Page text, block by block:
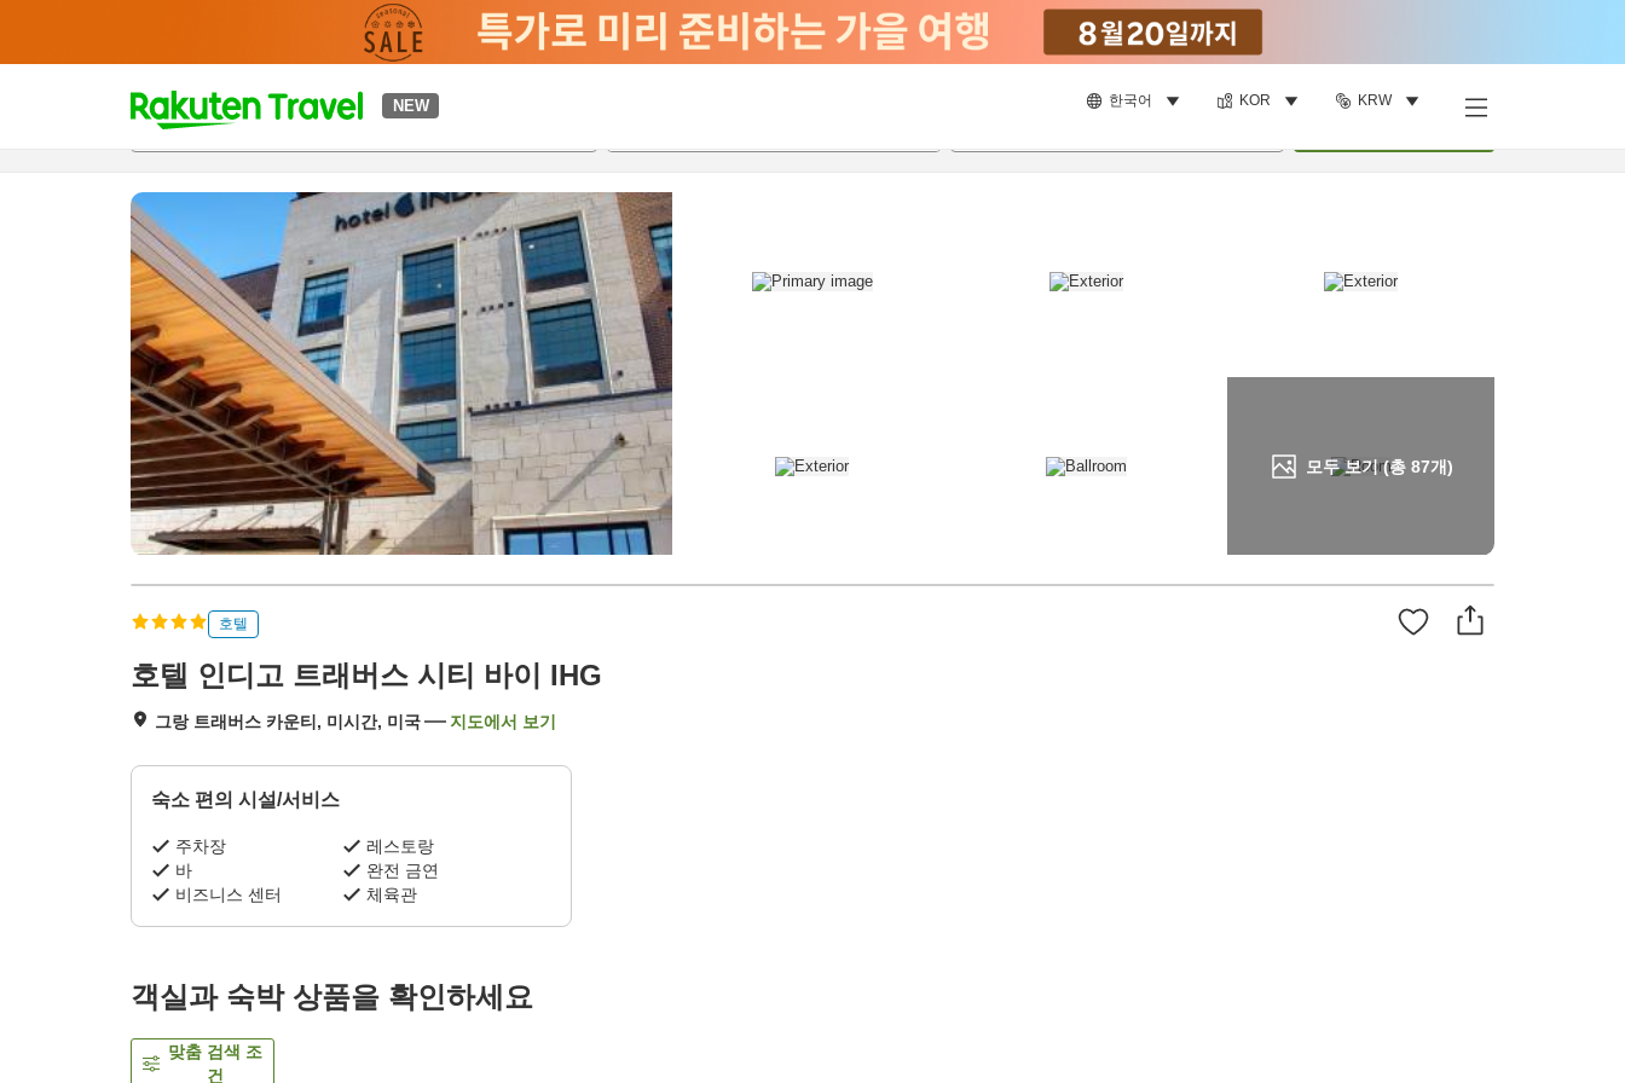
NEW 한국어 KOR KRW
t
p
a
g
e
_
s
e
a
c
h
모두 보기 (총 87개)
개요객실 & 숙박 상품이용 후기 편의 시설/서비스
호텔
호텔 인디고 트래버스 시티 바이 IHG
그랑 트래버스 카운티, 미시간, 미국 지도에서 보기
숙소 편의 시설/서비스
주차장
레스토랑
바
완전 금연
비즈니스 센터
체육관
객실과 숙박 상품을 확인하세요
맞춤 검색 조
건